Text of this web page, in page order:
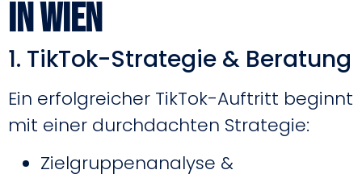
in Wien
1. TikTok-Strategie & Beratung
Ein erfolgreicher TikTok-Auftritt beginnt
mit einer durchdachten Strategie:
Zielgruppenanalyse &